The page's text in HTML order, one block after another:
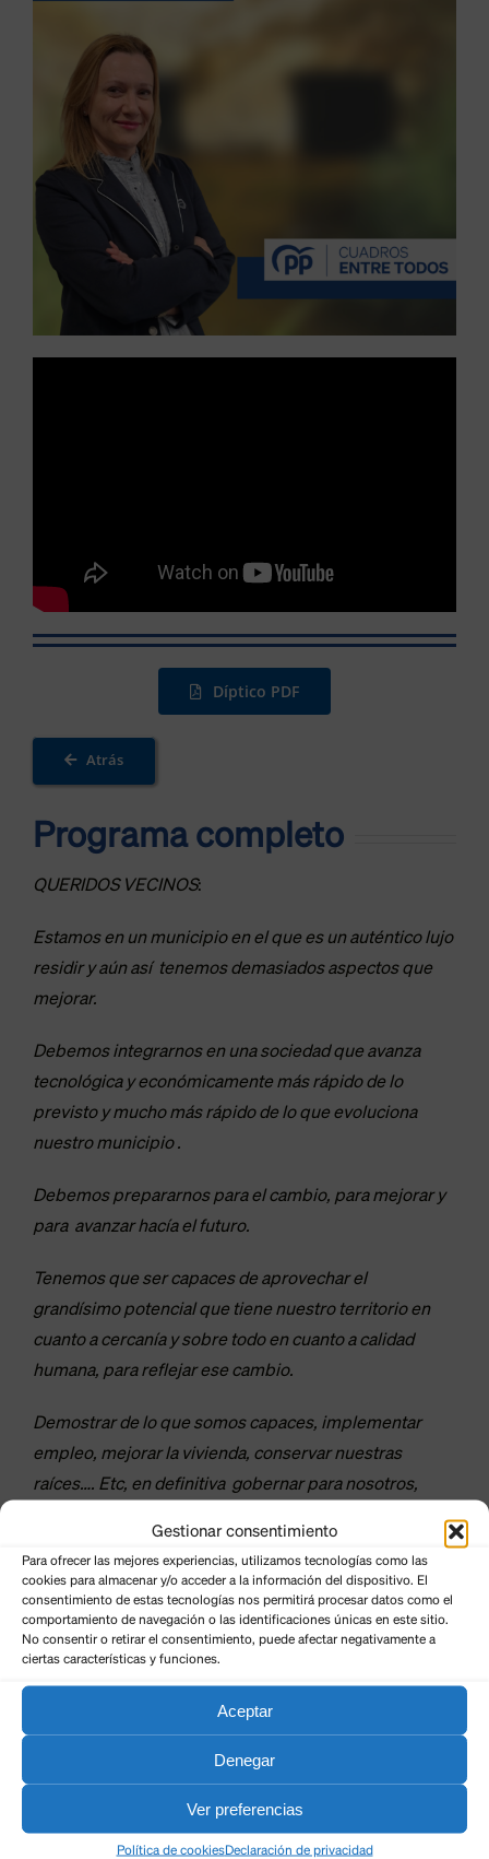
Gestionar consentimiento
Para ofrecer las mejores experiencias, utilizamos tecnologías como las
cookies para almacenar y/o acceder a la información del dispositivo. El
consentimiento de estas tecnologías nos permitirá procesar datos como el
comportamiento de navegación o las identificaciones únicas en este sitio.
No consentir o retirar el consentimiento, puede afectar negativamente a
ciertas características y funciones.
Aceptar
Denegar
Ver preferencias
Política de cookiesDeclaración de privacidad
Díptico PDF
Atrás
Programa completo
QUERIDOS VECINOS:
Estamos en un municipio en el que es un auténtico lujo
residir y aún así tenemos demasiados aspectos que
mejorar.
Debemos integrarnos en una sociedad que avanza
tecnológica y económicamente más rápido de lo
previsto y mucho más rápido de lo que evoluciona
nuestro municipio .
Debemos prepararnos para el cambio, para mejorar y
para avanzar hacía el futuro.
Tenemos que ser capaces de aprovechar el
grandísimo potencial que tiene nuestro territorio en
cuanto a cercanía y sobre todo en cuanto a calidad
humana, para reflejar ese cambio.
Demostrar de lo que somos capaces, implementar
empleo, mejorar la vivienda, conservar nuestras
raíces…. Etc, en definitiva gobernar para nosotros,
realizarlo.
Para todo ello necesito vuestra ayuda, porque en este
municipio contamos todos y cada uno de nosotros,
cuenta cada uno de nuestros votos y entre todos lo
VAMOS A POR EL FUTURO DE CUADROS, VAMOS A
POR EL CAMBIO # ENTRE TODOS#